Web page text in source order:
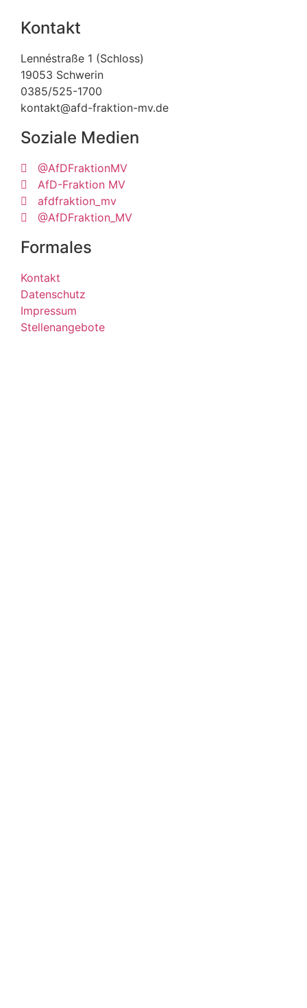
Kontakt
Lennéstraße 1 (Schloss)
19053 Schwerin
0385/525-1700
kontakt@afd-fraktion-mv.de
Soziale Medien
@AfDFraktionMV
AfD-Fraktion MV
afdfraktion_mv
@AfDFraktion_MV
Formales
Kontakt
Datenschutz
Impressum
Stellenangebote